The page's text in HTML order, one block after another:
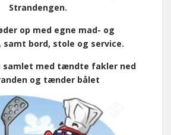
Strandengen.
op med egne mad- og
samt bord, stole og service.
samlet med tændte fakler ned
og tænder bålet